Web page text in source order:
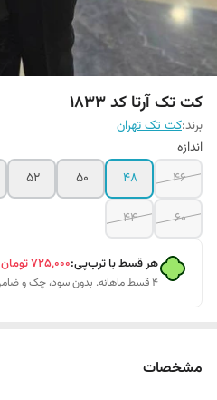
کت تک آرتا کد ۱۸۳3
برند:کت تک تهران
اندازه
46
48
50
52
۶۰
44
هر قسط با ترب‌پی:۷۲۵٬۰۰۰تومان
۴ قسط ماهانه. بدون سود، چک و ضامن.
مشخصات